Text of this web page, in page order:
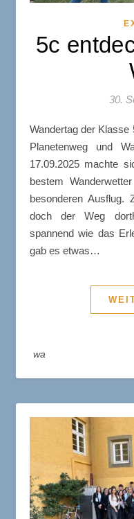
5c
30.
Wandertag der Klasse 5c: Von der Schule zur Villa über
Planetenweg und
17.09.2025 machte
bestem
besonderen Ausflug.
doch der Weg
spannend wie das
gab es etwas…
wa